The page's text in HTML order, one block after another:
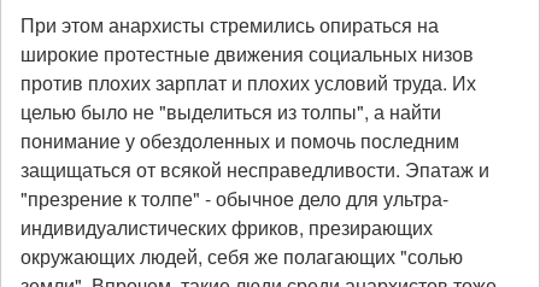
При этом анархисты стремились опираться на
широкие протестные движения социальных низов
против плохих зарплат и плохих условий труда. Их
целью было не "выделиться из толпы", а найти
понимание у обездоленных и помочь последним
защищаться от всякой несправедливости. Эпатаж и
"презрение к толпе" - обычное дело для ультра-
индивидуалистических фриков, презирающих
окружающих людей, себя же полагающих "солью